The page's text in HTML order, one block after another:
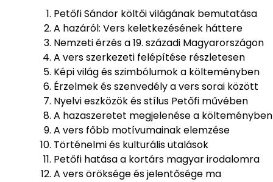
Petőfi Sándor költői világának bemutatása
A hazáról: Vers keletkezésének háttere
Nemzeti érzés a 19. századi Magyarországon
A vers szerkezeti felépítése részletesen
Képi világ és szimbólumok a költeményben
Érzelmek és szenvedély a vers sorai között
Nyelvi eszközök és stílus Petőfi művében
A hazaszeretet megjelenése a költeményben
A vers főbb motívumainak elemzése
Történelmi és kulturális utalások
Petőfi hatása a kortárs magyar irodalomra
A vers öröksége és jelentősége ma